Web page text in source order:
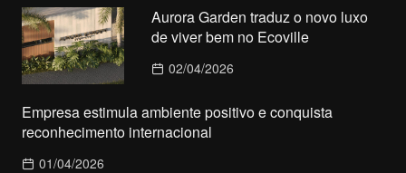
Aurora Garden traduz o novo luxo
de viver bem no Ecoville
02/04/2026
Empresa estimula ambiente positivo e conquista
reconhecimento internacional
01/04/2026